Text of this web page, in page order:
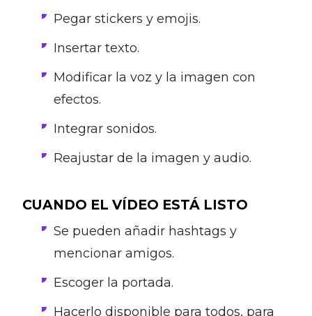
Pegar stickers y emojis.
Insertar texto.
Modificar la voz y la imagen con
efectos.
Integrar sonidos.
Reajustar de la imagen y audio.
CUANDO EL VÍDEO ESTÁ LISTO
Se pueden añadir hashtags y
mencionar amigos.
Escoger la portada.
Hacerlo disponible para todos, para